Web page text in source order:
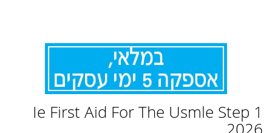
Ie First Aid For The Usmle Step 1
להתחלה
של